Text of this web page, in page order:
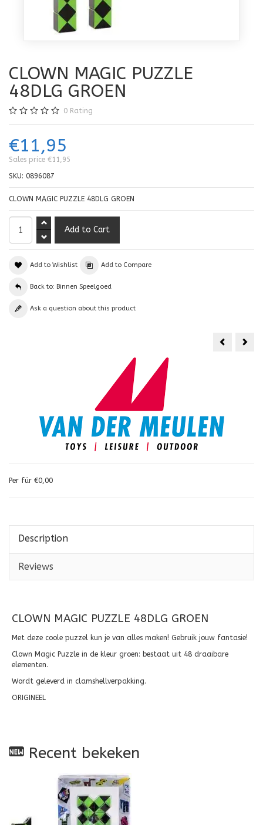
CLOWN MAGIC PUZZLE
48DLG GROEN
0 Rating
€11,95
Sales price €11,95
SKU: 0896087
CLOWN MAGIC PUZZLE 48DLG GROEN
Add to Wishlist Add to Compare
Back to: Binnen Speelgoed
Ask a question about this product
Per für €0,00
Description
Reviews
CLOWN MAGIC PUZZLE 48DLG GROEN
Met deze coole puzzel kun je van alles maken! Gebruik jouw fantasie!
Clown Magic Puzzle in de kleur groen: bestaat uit 48 draaibare
elementen.
Wordt geleverd in clamshellverpakking.
ORIGINEEL
Recent bekeken